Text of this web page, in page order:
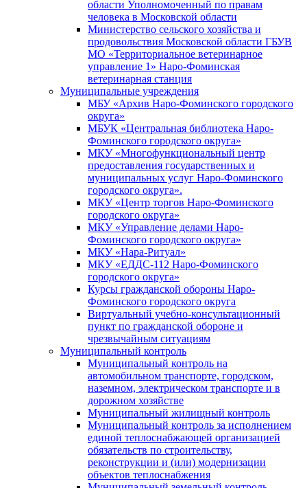
области Уполномоченный по правам
человека в Московской области
Министерство сельского хозяйства и
продовольствия Московской области ГБУВ
МО «Территориальное ветеринарное
управление 1» Наро-Фоминская
ветеринарная станция
Муниципальные учреждения
МБУ «Архив Наро-Фоминского городского
округа»
МБУК «Центральная библиотека Наро-
Фоминского городского округа»
МКУ «Многофункциональный центр
предоставления государственных и
муниципальных услуг Наро-Фоминского
городского округа».
МКУ «Центр торгов Наро-Фоминского
городского округа»
МКУ «Управление делами Наро-
Фоминского городского округа»
МКУ «Нара-Ритуал»
МКУ «ЕДДС-112 Наро-Фоминского
городского округа»
Курсы гражданской обороны Наро-
Фоминского городского округа
Виртуальный учебно-консультационный
пункт по гражданской обороне и
чрезвычайным ситуациям
Муниципальный контроль
Муниципальный контроль на
автомобильном транспорте, городском,
наземном, электрическом транспорте и в
дорожном хозяйстве
Муниципальный жилищный контроль
Муниципальный контроль за исполнением
единой теплоснабжающей организацией
обязательств по строительству,
реконструкции и (или) модернизации
объектов теплоснабжения